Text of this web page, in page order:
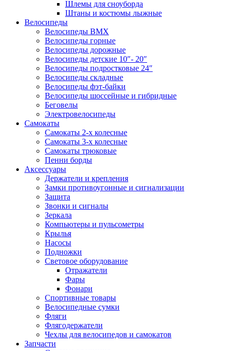
Шлемы для сноуборда
Штаны и костюмы лыжные
Велосипеды
Велосипеды BMX
Велосипеды горные
Велосипеды дорожные
Велосипеды детские 10″- 20″
Велосипеды подростковые 24″
Велосипеды складные
Велосипеды фэт-байки
Велосипеды шоссейные и гибридные
Беговелы
Электровелосипеды
Самокаты
Самокаты 2-х колесные
Самокаты 3-х колесные
Самокаты трюковые
Пенни борды
Аксессуары
Держатели и крепления
Замки противоугонные и сигнализации
Защита
Звонки и сигналы
Зеркала
Компьютеры и пульсометры
Крылья
Насосы
Подножки
Световое оборудование
Отражатели
Фары
Фонари
Спортивные товары
Велосипедные сумки
Фляги
Флягодержатели
Чехлы для велосипедов и самокатов
Запчасти